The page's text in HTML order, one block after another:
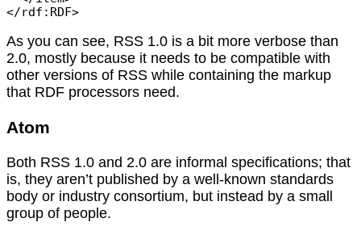
As you can see, RSS 1.0 is a bit more verbose than
2.0, mostly because it needs to be compatible with
other versions of RSS while containing the markup
that RDF processors need.
Atom
Both RSS 1.0 and 2.0 are informal specifications; that
is, they aren’t published by a well-known standards
body or industry consortium, but instead by a small
group of people.